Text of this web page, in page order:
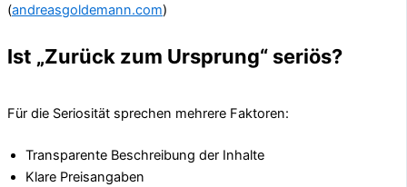
(andreasgoldemann.com)
Ist „Zurück zum Ursprung“ seriös?
Für die Seriosität sprechen mehrere Faktoren:
Transparente Beschreibung der Inhalte
Klare Preisangaben